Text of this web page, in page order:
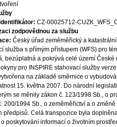
CZ-00025712-
zodpovědnou za službu
Český úřad zeměměřický a katastrální
služba s přímým přístupem (WFS) pro
bezúplatná a pokrývá celé území
pro INSPIRE stahovací služby
na základě směrnice o
15. května 2007. Do národní
se měnily zákon č. 123/1998 Sb., o
200/1994 Sb., o zeměměřictví a o
předpisů. Celá transpozice byla
poskytování informací o životním